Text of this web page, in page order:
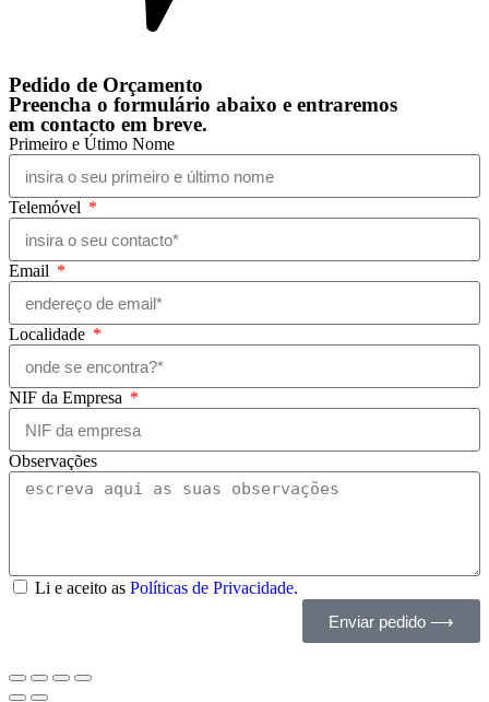
Pedido de Orçamento
Preencha o formulário abaixo e entraremos
em contacto em breve.
Primeiro e Útimo Nome
Telemóvel
Email
Localidade
NIF da Empresa
Observações
Li e aceito as Políticas de Privacidade.
Enviar pedido ⟶